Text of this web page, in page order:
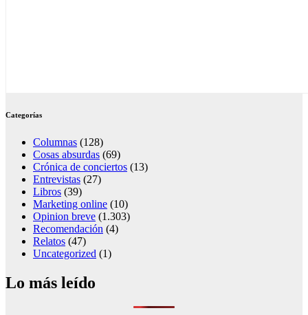
Categorías
Columnas (128)
Cosas absurdas (69)
Crónica de conciertos (13)
Entrevistas (27)
Libros (39)
Marketing online (10)
Opinion breve (1.303)
Recomendación (4)
Relatos (47)
Uncategorized (1)
Lo más leído